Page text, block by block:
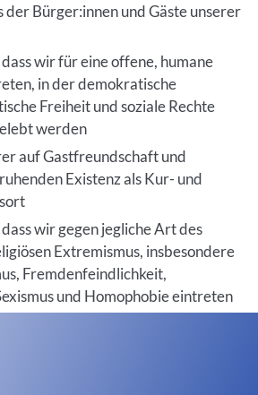
der Bürger:innen und Gäste unserer
wir für eine offene, humane
in der demokratische
Freiheit und soziale Rechte
werden
auf Gastfreundschaft und
Existenz als Kur- und
wir gegen jegliche Art des
Extremismus, insbesondere
Fremdenfeindlichkeit,
und Homophobie eintreten